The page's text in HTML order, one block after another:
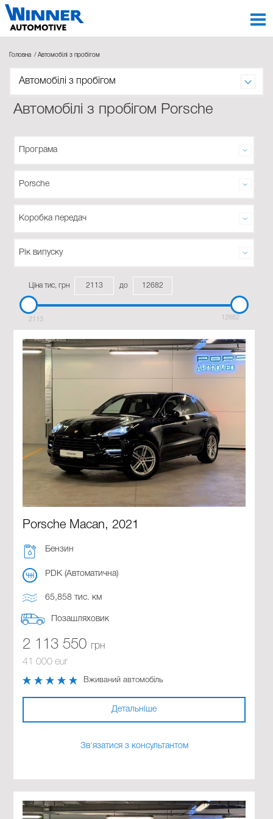
Головна Автомобілі з пробігом
Автомобілі з пробігом
Автомобілі з пробігом Porsche
Ціна тис, грн до
2113 12682
Porsche Macan, 2021
Бензин
PDK (Автоматична)
65,858 тис. км
Позашляховик
2 113 550 грн
41 000 eur
Вживаний автомобіль
Детальніше
Зв'язатися з консультантом